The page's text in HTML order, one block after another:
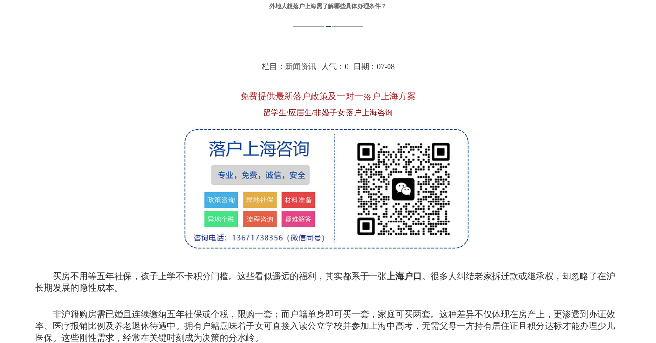
外地人想落户上海需了解哪些具体办理条件？
栏目： 新闻资讯人气： 0日期：07-08
免费提供最新落户政策及一对一落户上海方案
留学生/应届生/非婚子女 落户上海咨询
买房不用等五年社保，孩子上学不卡积分门槛。这些看似遥远的福利，其实都系于一张上海户口 。很多人纠结老家拆迁款或继承权，却忽略了在沪
长期发展的隐性成本。
非沪籍购房需已婚且连续缴纳五年社保或个税，限购一套；而户籍单身即可买一套，家庭可买两套。这种差异不仅体现在房产上，更渗透到办证效
率、医疗报销比例及养老退休待遇中。拥有户籍意味着子女可直接入读公立学校并参加上海中高考，无需父母一方持有居住证且积分达标才能办理少儿
医保。这些刚性需求，经常在关键时刻成为决策的分水岭。